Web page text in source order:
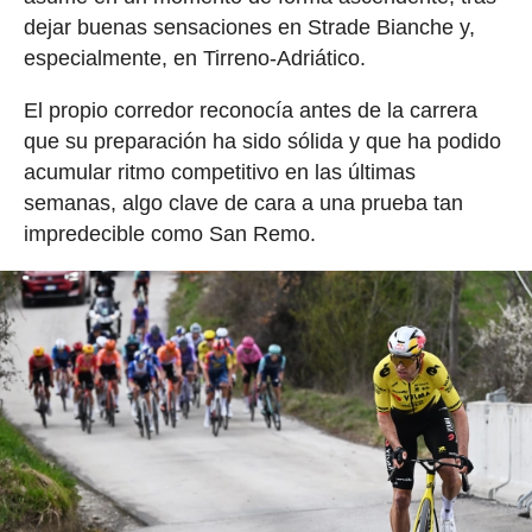
dejar buenas sensaciones en Strade Bianche y,
especialmente, en Tirreno-Adriático.
El propio corredor reconocía antes de la carrera
que su preparación ha sido sólida y que ha podido
acumular ritmo competitivo en las últimas
semanas, algo clave de cara a una prueba tan
impredecible como San Remo.